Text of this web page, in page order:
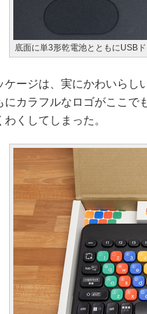
底面に単3形乾電池とともにUSB
ージは、実にかわいらし
にカラフルなロゴがここで
わくしてしまった。